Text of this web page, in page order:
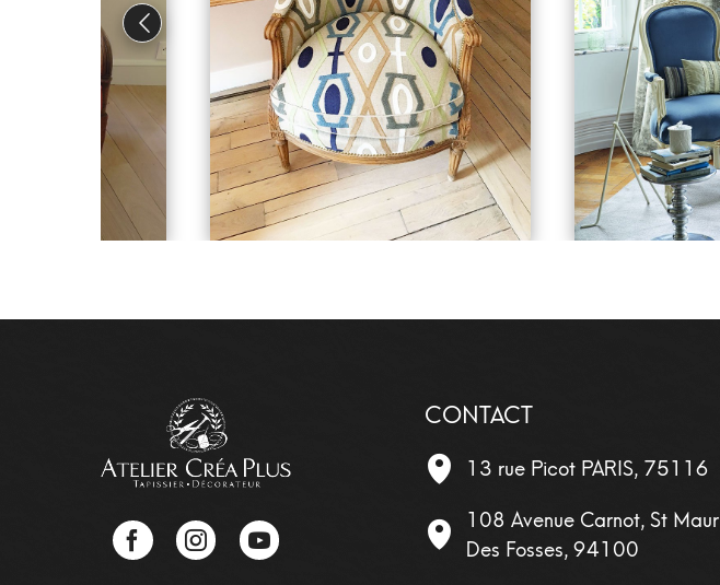
Facebook Instagram
CONTACT
13 rue Picot PARIS, 75116
108 Avenue Carnot, St Maur
Des Fosses, 94100